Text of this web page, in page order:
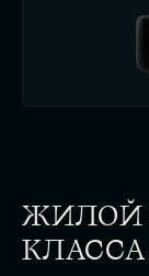
ЖИЛОЙ
КЛАССА